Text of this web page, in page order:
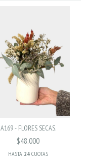
A169 - FLORES SECAS.
$48.000
HASTA 24 CUOTAS